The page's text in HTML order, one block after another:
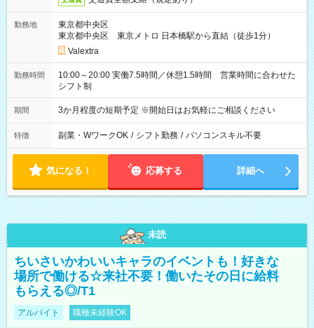
勤務地
東京都中央区
東京都中央区 東京メトロ 日本橋駅から直結（徒歩1分）
Valextra
勤務時間
10:00～20:00 実働7.5時間／休憩1.5時間 営業時間に合わせた
シフト制
期間 3か月程度の短期予定 ※開始日はお気軽にご相談ください
特徴 副業・WワークOK / シフト勤務 / パソコンスキル不要
気になる！ 応募する 詳細へ
未読
ちいさいかわいいキャラのイベントも！好きな
場所で働ける☆来社不要！働いたその日に給料
もらえる◎/T1
アルバイト 職種未経験OK